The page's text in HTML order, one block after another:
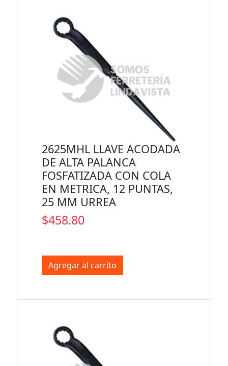
2625MHL LLAVE ACODADA
DE ALTA PALANCA
FOSFATIZADA CON COLA
EN METRICA, 12 PUNTAS,
25 MM URREA
$458.80
Agregar al carrito